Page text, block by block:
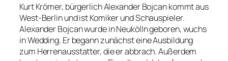
Kurt Krömer, bürgerlich Alexander Bojcan kommt aus
West-Berlin und ist Komiker und Schauspieler.
Alexander Bojcan wurde in Neukölln geboren, wuchs
in Wedding. Er begann zunächst eine Ausbildung
zum Herrenausstatter, die er abbrach. Außerdem